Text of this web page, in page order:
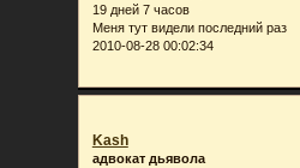
19 дней 7 часов
Меня тут видели последний раз
2010-08-28 00:02:34
Kash
адвокат дьявола